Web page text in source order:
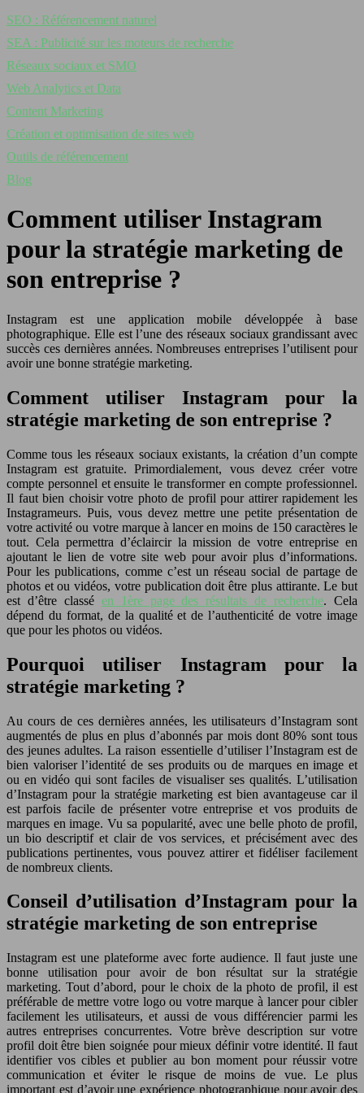
SEO : Référencement naturel
SEA : Publicité sur les moteurs de recherche
Réseaux sociaux et SMO
Web Analytics et Data
Content Marketing
Création et optimisation de sites web
Outils de référencement
Blog
Comment utiliser Instagram
pour la stratégie marketing de
son entreprise ?
Instagram est une application mobile développée à base
photographique. Elle est l’une des réseaux sociaux grandissant avec
succès ces dernières années. Nombreuses entreprises l’utilisent pour
avoir une bonne stratégie marketing.
Comment utiliser Instagram pour la
stratégie marketing de son entreprise ?
Comme tous les réseaux sociaux existants, la création d’un compte
Instagram est gratuite. Primordialement, vous devez créer votre
compte personnel et ensuite le transformer en compte professionnel.
Il faut bien choisir votre photo de profil pour attirer rapidement les
Instagrameurs. Puis, vous devez mettre une petite présentation de
votre activité ou votre marque à lancer en moins de 150 caractères le
tout. Cela permettra d’éclaircir la mission de votre entreprise en
ajoutant le lien de votre site web pour avoir plus d’informations.
Pour les publications, comme c’est un réseau social de partage de
photos et ou vidéos, votre publication doit être plus attirante. Le but
est d’être classé en 1ère page des résultats de recherche. Cela
dépend du format, de la qualité et de l’authenticité de votre image
que pour les photos ou vidéos.
Pourquoi utiliser Instagram pour la
stratégie marketing ?
Au cours de ces dernières années, les utilisateurs d’Instagram sont
augmentés de plus en plus d’abonnés par mois dont 80% sont tous
des jeunes adultes. La raison essentielle d’utiliser l’Instagram est de
bien valoriser l’identité de ses produits ou de marques en image et
ou en vidéo qui sont faciles de visualiser ses qualités. L’utilisation
d’Instagram pour la stratégie marketing est bien avantageuse car il
est parfois facile de présenter votre entreprise et vos produits de
marques en image. Vu sa popularité, avec une belle photo de profil,
un bio descriptif et clair de vos services, et précisément avec des
publications pertinentes, vous pouvez attirer et fidéliser facilement
de nombreux clients.
Conseil d’utilisation d’Instagram pour la
stratégie marketing de son entreprise
Instagram est une plateforme avec forte audience. Il faut juste une
bonne utilisation pour avoir de bon résultat sur la stratégie
marketing. Tout d’abord, pour le choix de la photo de profil, il est
préférable de mettre votre logo ou votre marque à lancer pour cibler
facilement les utilisateurs, et aussi de vous différencier parmi les
autres entreprises concurrentes. Votre brève description sur votre
profil doit être bien soignée pour mieux définir votre identité. Il faut
identifier vos cibles et publier au bon moment pour réussir votre
communication et éviter le risque de moins de vue. Le plus
important est d’avoir une expérience photographique pour avoir des